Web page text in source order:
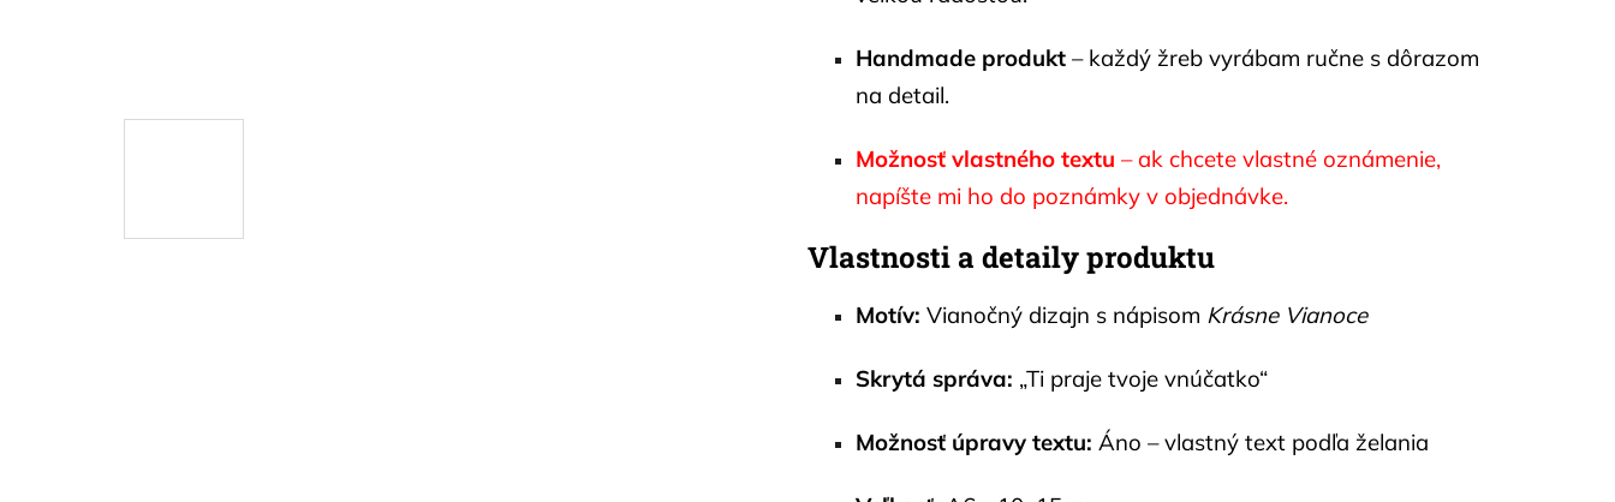
Handmade produkt – každý žreb vyrábam ručne s dôrazom
na detail.
Možnosť vlastného textu – ak chcete vlastné oznámenie,
napíšte mi ho do poznámky v objednávke.
Vlastnosti a detaily produktu
Motív: Vianočný dizajn s nápisom Krásne Vianoce
Skrytá správa: „Ti praje tvoje vnúčatko“
Možnosť úpravy textu: Áno – vlastný text podľa želania